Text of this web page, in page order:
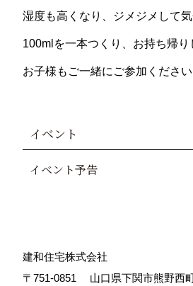
湿度も高くなり、ジメジメして
100mlを一本つくり、お持ち帰り
お子様もご一緒にご参加ください
イベント
イベント予告
建和住宅株式会社
〒751-0851
山口県下関市熊野西